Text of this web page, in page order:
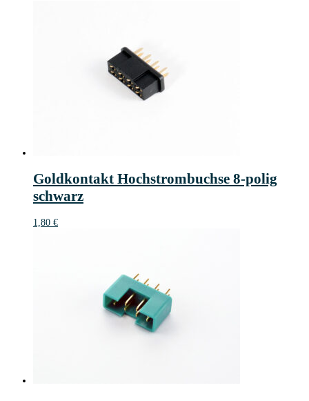
Goldkontakt Hochstrombuchse 8-polig
schwarz
1,80 €